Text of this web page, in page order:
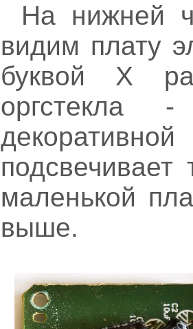
На нижней
видим плату
буквой Х
оргстекла
маленькой
выше.